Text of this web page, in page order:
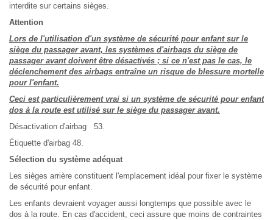
interdite sur certains sièges.
Attention
Lors de l'utilisation d'un système de sécurité pour enfant sur le
siège du passager avant, les systèmes d'airbags du siège de
passager avant doivent être désactivés ; si ce n'est pas le cas, le
déclenchement des airbags entraîne un risque de blessure mortelle
pour l'enfant.
Ceci est particulièrement vrai si un système de sécurité pour enfant
dos à la route est utilisé sur le siège du passager avant.
Désactivation d'airbag 53.
Étiquette d'airbag 48.
Sélection du système adéquat
Les sièges arrière constituent l'emplacement idéal pour fixer le système
de sécurité pour enfant.
Les enfants devraient voyager aussi longtemps que possible avec le
dos à la route. En cas d'accident, ceci assure que moins de contraintes